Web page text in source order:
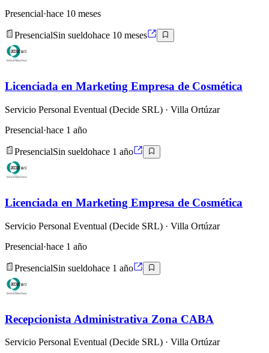
Presencial·hace 10 meses
PresencialSin sueldohace 10 meses
Licenciada en Marketing Empresa de Cosmética
Servicio Personal Eventual (Decide SRL) · Villa Ortúzar
Presencial·hace 1 año
PresencialSin sueldohace 1 año
Licenciada en Marketing Empresa de Cosmética
Servicio Personal Eventual (Decide SRL) · Villa Ortúzar
Presencial·hace 1 año
PresencialSin sueldohace 1 año
Recepcionista Administrativa Zona CABA
Servicio Personal Eventual (Decide SRL) · Villa Ortúzar